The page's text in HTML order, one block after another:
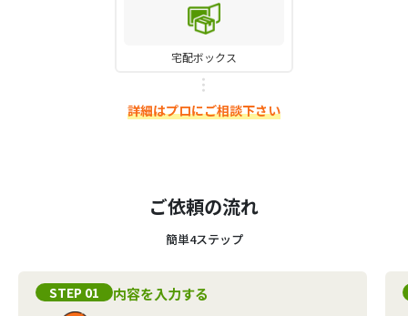
宅配ボックス
詳細はプロにご相談下さい
ご依頼の流れ
簡単4ステップ
STEP 01 内容を入力する